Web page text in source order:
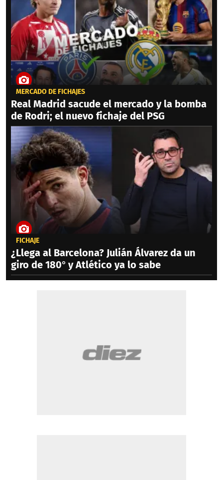
MERCADO DE FICHAJES
Real Madrid sacude el mercado y la bomba
de Rodri; el nuevo fichaje del PSG
FICHAJE
¿Llega al Barcelona? Julián Álvarez da un
giro de 180° y Atlético ya lo sabe